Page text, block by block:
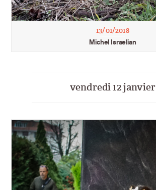
13/01/2018
Michel Israelian
vendredi 12 janvier